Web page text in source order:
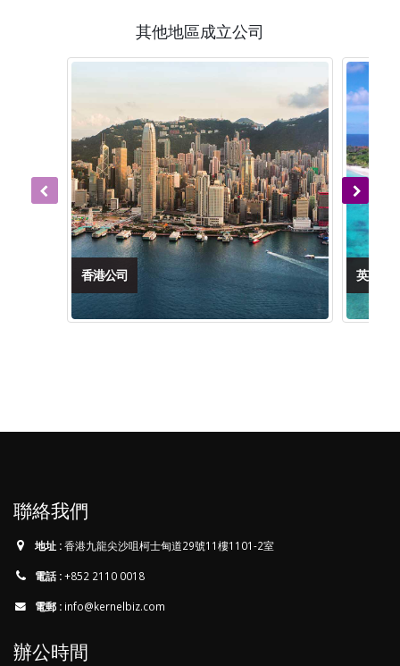
其他地區成立公司
香港公司 英屬維
聯絡我們
地址 :香港九龍尖沙咀柯士甸道29號11樓1101-2室
電話 :+852 2110 0018
電郵 : info@kernelbiz.com
辦公時間